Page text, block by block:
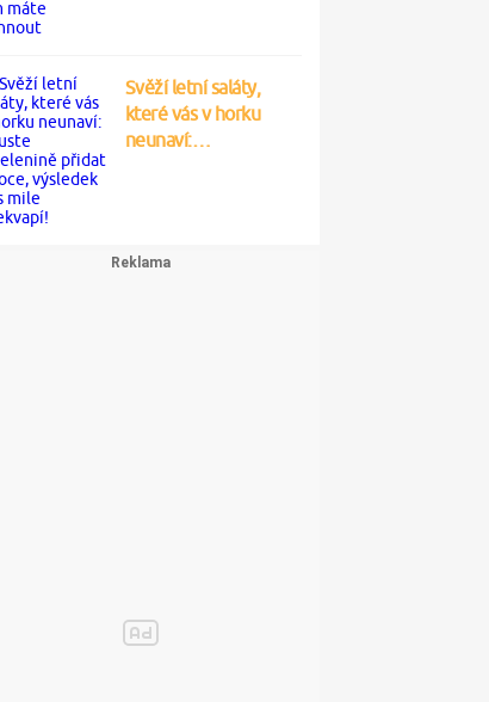
Svěží letní saláty,
které vás v horku
neunaví:…